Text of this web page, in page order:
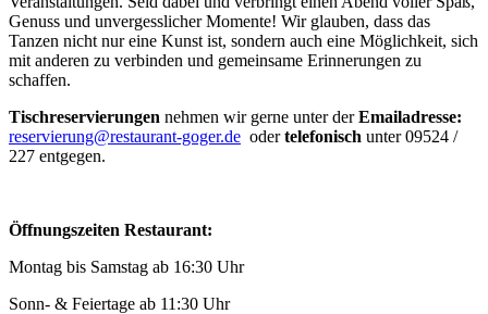
Genuss und unvergesslicher Momente! Wir glauben, dass das
Tanzen nicht nur eine Kunst ist, sondern auch eine Möglichkeit, sich
mit anderen zu verbinden und gemeinsame Erinnerungen zu
schaffen.
Tischreservierungen nehmen wir gerne unter derEmailadresse:
reservierung@restaurant-goger.de odertelefonisch unter 09524 /
227 entgegen.
Öffnungszeiten Restaurant:
Montag bis Samstag ab 16:30 Uhr
Sonn- & Feiertage ab 11:30 Uhr